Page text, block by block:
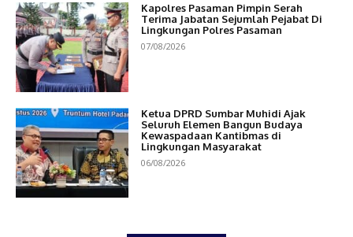
Kapolres Pasaman Pimpin Serah
Terima Jabatan Sejumlah Pejabat Di
Lingkungan Polres Pasaman
07/08/2026
Ketua DPRD Sumbar Muhidi Ajak
Seluruh Elemen Bangun Budaya
Kewaspadaan Kantibmas di
Lingkungan Masyarakat
06/08/2026